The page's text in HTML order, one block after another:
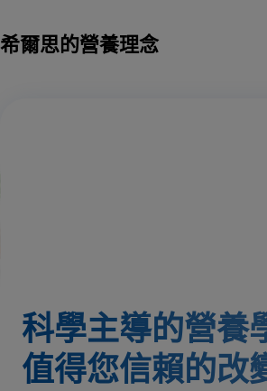
希爾思的營養理念
科學主導的營養
值得您信賴的改